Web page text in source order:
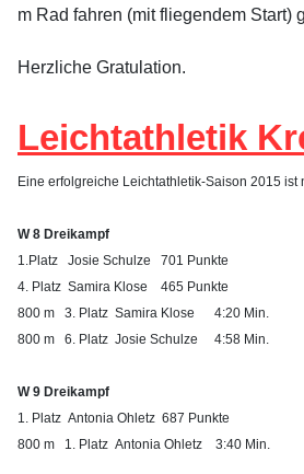
m Rad fahren (mit fliegendem Start)
Herzliche Gratulation.
Leichtathletik
Eine erfolgreiche Leichtathletik-Saison 2015
W 8 Dreikampf
1.Platz Josie Schulze 701 Punkte
4. Platz Samira Klose 465 Punkte
800 m 3. Platz Samira Klose 4:20 Min.
800 m 6. Platz Josie Schulze 4:58 Min.
W 9 Dreikampf
1. Platz Antonia Ohletz 687 Punkte
800 m 1. Platz Antonia Ohletz 3:40 Min.